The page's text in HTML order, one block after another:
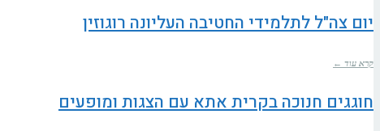
יום צה"ל לתלמידי החטיבה העליונה רוגוזין
קרא עוד ←
חוגגים חנוכה בקרית אתא עם הצגות ומופעים